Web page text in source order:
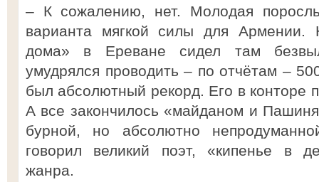
– К сожалению, нет. Молодая
варианта мягкой силы для Армении.
дома» в Ереване сидел там
умудрялся проводить – по отчётам –
был абсолютный рекорд. Его в конторе
А все закончилось «майданом и
бурной, но абсолютно
говорил великий поэт, «кипенье в
жанра.